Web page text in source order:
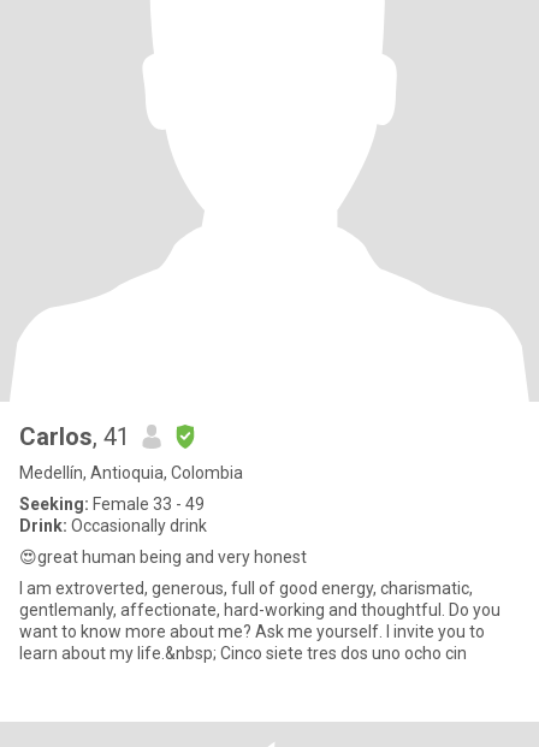
Carlos, 41
Medellín, Antioquia, Colombia
Seeking: Female 33 - 49
Drink: Occasionally drink
😍great human being and very honest
I am extroverted, generous, full of good energy, charismatic,
gentlemanly, affectionate, hard-working and thoughtful. Do you
want to know more about me? Ask me yourself. I invite you to
learn about my life.&nbsp; Cinco siete tres dos uno ocho cin